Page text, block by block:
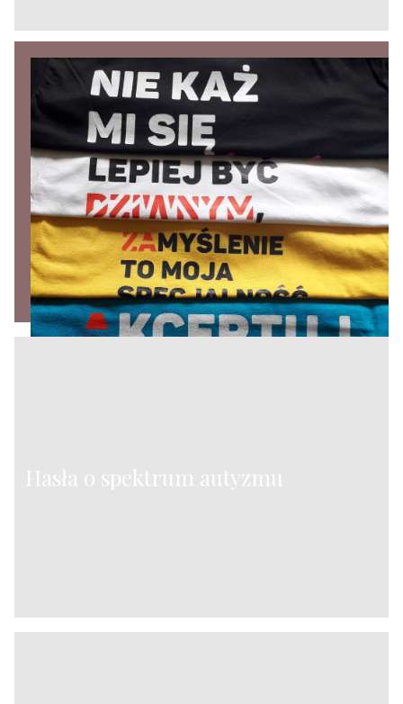
Hasła o spektrum autyzmu